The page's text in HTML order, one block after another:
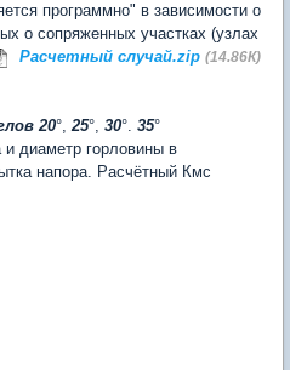
программно" в зависимости о
о сопряженных участках (узлах
Расчетный случай.zip (14.86К)
20°,25°, 30°. 35°
диаметр горловины в
напора. Расчётный Кмс